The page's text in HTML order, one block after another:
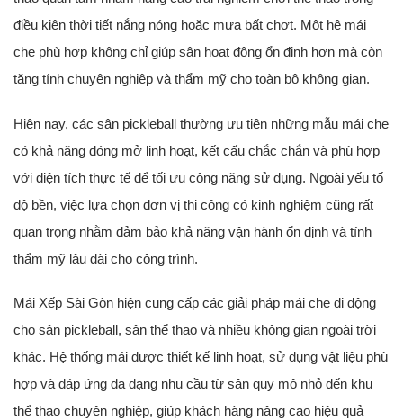
điều kiện thời tiết nắng nóng hoặc mưa bất chợt. Một hệ mái
che phù hợp không chỉ giúp sân hoạt động ổn định hơn mà còn
tăng tính chuyên nghiệp và thẩm mỹ cho toàn bộ không gian.
Hiện nay, các sân pickleball thường ưu tiên những mẫu mái che
có khả năng đóng mở linh hoạt, kết cấu chắc chắn và phù hợp
với diện tích thực tế để tối ưu công năng sử dụng. Ngoài yếu tố
độ bền, việc lựa chọn đơn vị thi công có kinh nghiệm cũng rất
quan trọng nhằm đảm bảo khả năng vận hành ổn định và tính
thẩm mỹ lâu dài cho công trình.
Mái Xếp Sài Gòn hiện cung cấp các giải pháp mái che di động
cho sân pickleball, sân thể thao và nhiều không gian ngoài trời
khác. Hệ thống mái được thiết kế linh hoạt, sử dụng vật liệu phù
hợp và đáp ứng đa dạng nhu cầu từ sân quy mô nhỏ đến khu
thể thao chuyên nghiệp, giúp khách hàng nâng cao hiệu quả